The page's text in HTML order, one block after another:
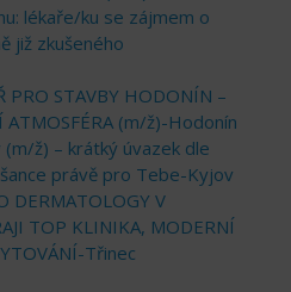
lékaře/ku se zájmem o
již zkušeného
PRO STAVBY HODONÍN –
ATMOSFÉRA (m/ž)-Hodonín
ž) – krátký úvazek dle
právě pro Tebe-Kyjov
DERMATOLOGY V
TOP KLINIKA, MODERNÍ
Třinec